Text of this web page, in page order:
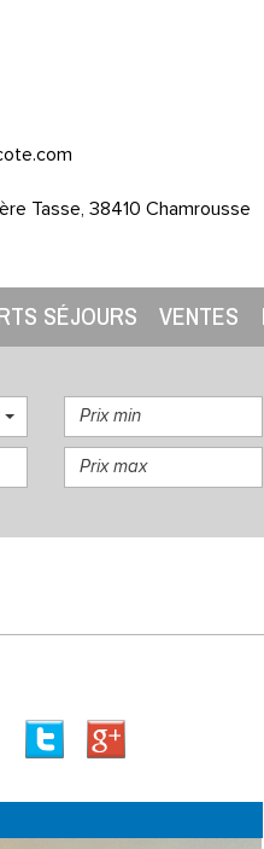
Tasse, 38410 Chamrousse
SÉJOURS VENTES